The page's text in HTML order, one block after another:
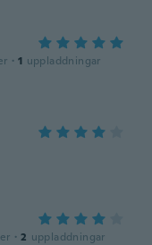
· 1 uppladdningar
· 2 uppladdningar